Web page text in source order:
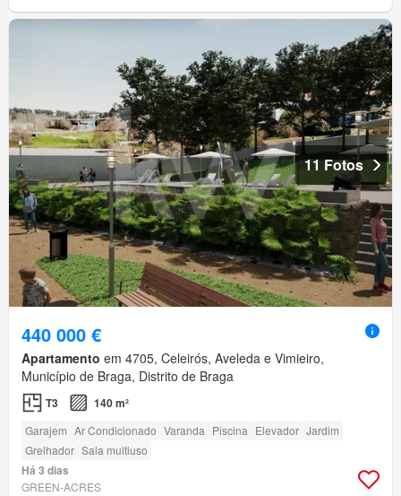
11 Fotos
440 000 €
Apartamento em 4705, Celeirós, Aveleda e Vimieiro,
Município de Braga, Distrito de Braga
T3 140 m²
Garajem Ar Condicionado Varanda Piscina Elevador Jardim
Grelhador Sala multiuso
Há 3 dias
GREEN-ACRES